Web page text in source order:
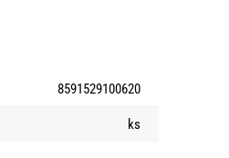
8591529100620
ks